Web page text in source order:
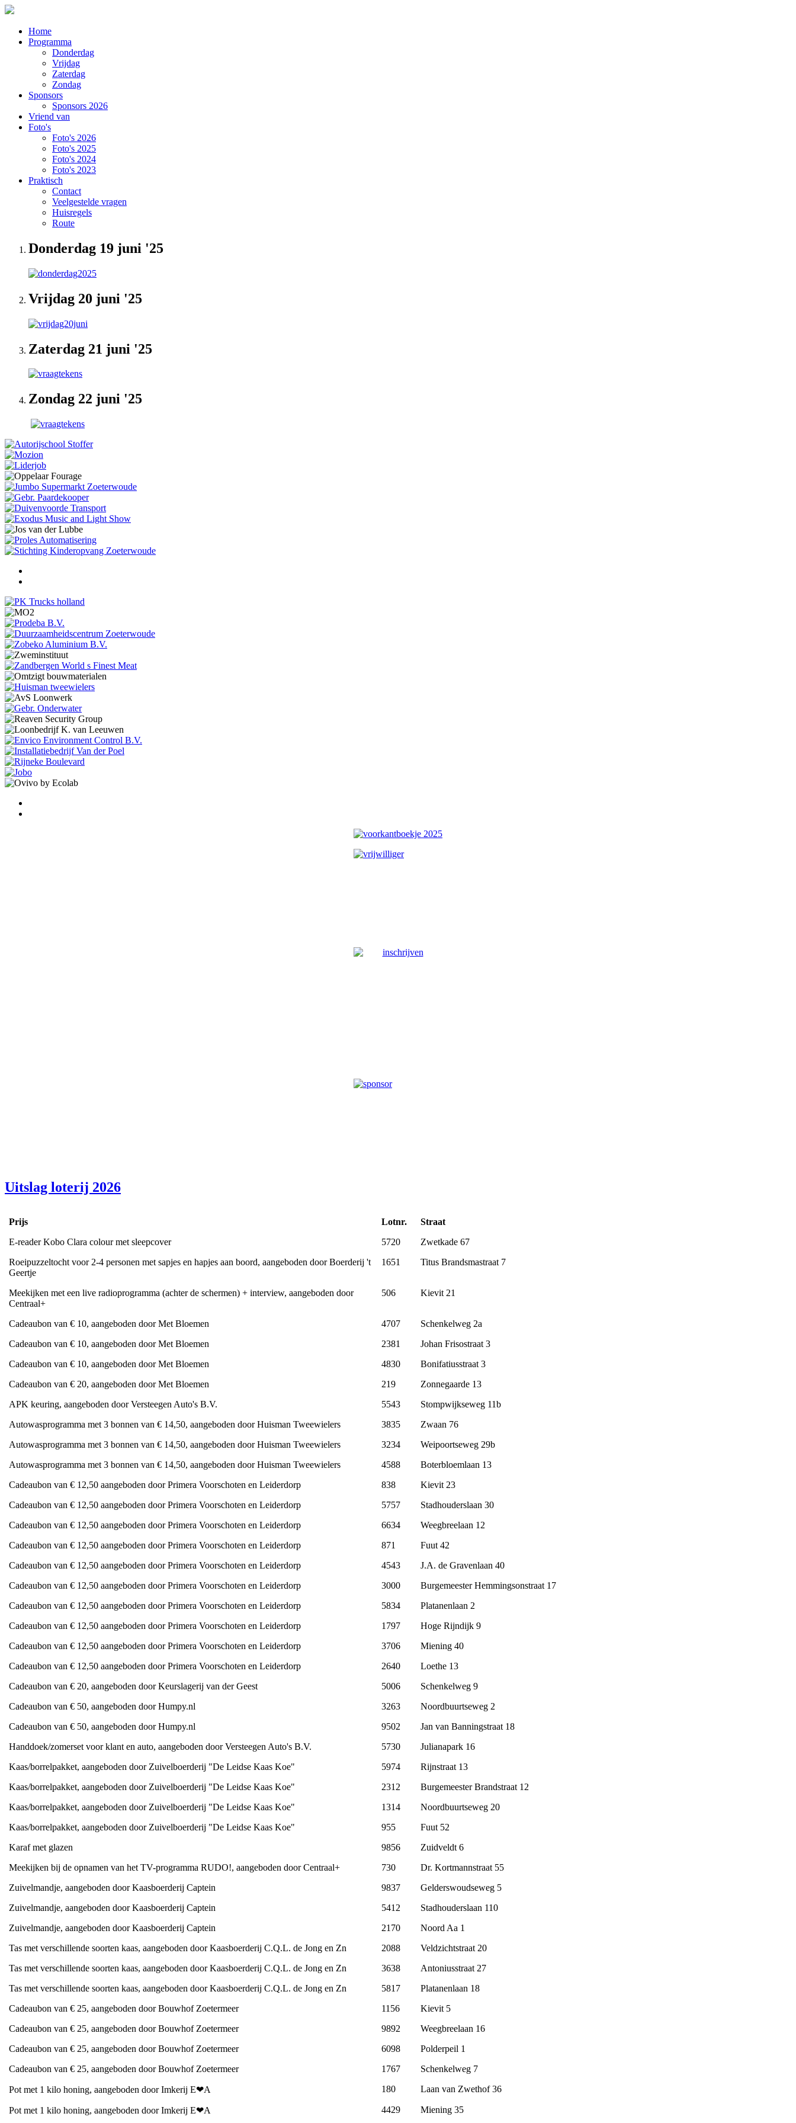
Home
Programma
Donderdag
Vrijdag
Zaterdag
Zondag
Sponsors
Sponsors 2026
Vriend van
Foto's
Foto's 2026
Foto's 2025
Foto's 2024
Foto's 2023
Praktisch
Contact
Veelgestelde vragen
Huisregels
Route
Donderdag 19 juni '25
Vrijdag 20 juni '25
Zaterdag 21 juni '25
Zondag 22 juni '25
Uitslag loterij 2026
Prijs Lotnr.
Straat
E-reader Kobo Clara colour met sleepcover
5720
Zwetkade 67
Roeipuzzeltocht voor 2-4 personen met sapjes en hapjes aan boord, aangeboden door Boerderij 't
Geertje
1651 Titus Brandsmastraat 7
Meekijken met een live radioprogramma (achter de schermen) + interview, aangeboden door
Centraal+
506 Kievit 21
Cadeaubon van € 10, aangeboden door Met Bloemen 4707
Schenkelweg 2a
Cadeaubon van € 10, aangeboden door Met Bloemen
2381
Johan Frisostraat 3
Cadeaubon van € 10, aangeboden door Met Bloemen
4830
Bonifatiusstraat 3
Cadeaubon van € 20, aangeboden door Met Bloemen
219
Zonnegaarde 13
APK keuring, aangeboden door Versteegen Auto's B.V.
5543
Stompwijkseweg 11b
Autowasprogramma met 3 bonnen van € 14,50, aangeboden door Huisman Tweewielers
3835
Zwaan 76
Autowasprogramma met 3 bonnen van € 14,50, aangeboden door Huisman Tweewielers
3234
Weipoortseweg 29b
Autowasprogramma met 3 bonnen van € 14,50, aangeboden door Huisman Tweewielers
4588
Boterbloemlaan 13
Cadeaubon van € 12,50 aangeboden door Primera Voorschoten en Leiderdorp
838
Kievit 23
Cadeaubon van € 12,50 aangeboden door Primera Voorschoten en Leiderdorp
5757
Stadhouderslaan 30
Cadeaubon van € 12,50 aangeboden door Primera Voorschoten en Leiderdorp
6634
Weegbreelaan 12
Cadeaubon van € 12,50 aangeboden door Primera Voorschoten en Leiderdorp
871
Fuut 42
Cadeaubon van € 12,50 aangeboden door Primera Voorschoten en Leiderdorp
4543
J.A. de Gravenlaan 40
Cadeaubon van € 12,50 aangeboden door Primera Voorschoten en Leiderdorp
3000
Burgemeester Hemmingsonstraat 17
Cadeaubon van € 12,50 aangeboden door Primera Voorschoten en Leiderdorp
5834
Platanenlaan 2
Cadeaubon van € 12,50 aangeboden door Primera Voorschoten en Leiderdorp
1797
Hoge Rijndijk 9
Cadeaubon van € 12,50 aangeboden door Primera Voorschoten en Leiderdorp
3706
Miening 40
Cadeaubon van € 12,50 aangeboden door Primera Voorschoten en Leiderdorp
2640
Loethe 13
Cadeaubon van € 20, aangeboden door Keurslagerij van der Geest
5006
Schenkelweg 9
Cadeaubon van € 50, aangeboden door Humpy.nl
3263
Noordbuurtseweg 2
Cadeaubon van € 50, aangeboden door Humpy.nl
9502
Jan van Banningstraat 18
Handdoek/zomerset voor klant en auto, aangeboden door Versteegen Auto's B.V.
5730
Julianapark 16
Kaas/borrelpakket, aangeboden door Zuivelboerderij "De Leidse Kaas Koe"
5974
Rijnstraat 13
Kaas/borrelpakket, aangeboden door Zuivelboerderij "De Leidse Kaas Koe"
2312
Burgemeester Brandstraat 12
Kaas/borrelpakket, aangeboden door Zuivelboerderij "De Leidse Kaas Koe"
1314
Noordbuurtseweg 20
Kaas/borrelpakket, aangeboden door Zuivelboerderij "De Leidse Kaas Koe"
955
Fuut 52
Karaf met glazen
9856
Zuidveldt 6
Meekijken bij de opnamen van het TV-programma RUDO!, aangeboden door Centraal+
730
Dr. Kortmannstraat 55
Zuivelmandje, aangeboden door Kaasboerderij Captein
9837
Gelderswoudseweg 5
Zuivelmandje, aangeboden door Kaasboerderij Captein
5412
Stadhouderslaan 110
Zuivelmandje, aangeboden door Kaasboerderij Captein
2170
Noord Aa 1
Tas met verschillende soorten kaas, aangeboden door Kaasboerderij C.Q.L. de Jong en Zn
2088
Veldzichtstraat 20
Tas met verschillende soorten kaas, aangeboden door Kaasboerderij C.Q.L. de Jong en Zn
3638
Antoniusstraat 27
Tas met verschillende soorten kaas, aangeboden door Kaasboerderij C.Q.L. de Jong en Zn
5817
Platanenlaan 18
Cadeaubon van € 25, aangeboden door Bouwhof Zoetermeer
1156
Kievit 5
Cadeaubon van € 25, aangeboden door Bouwhof Zoetermeer
9892
Weegbreelaan 16
Cadeaubon van € 25, aangeboden door Bouwhof Zoetermeer
6098
Polderpeil 1
Cadeaubon van € 25, aangeboden door Bouwhof Zoetermeer
1767 Schenkelweg 7
Pot met 1 kilo honing, aangeboden door Imkerij E❤A 180 Laan van Zwethof 36
Pot met 1 kilo honing, aangeboden door Imkerij E❤A 4429 Miening 35